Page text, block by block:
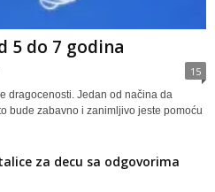
5 do 7 godina
15
dragocenosti. Jedan od načina da
bude zabavno i zanimljivo jeste pomoću
za decu sa odgovorima